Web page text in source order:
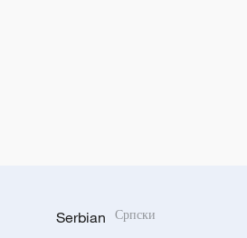
Serbian Српски